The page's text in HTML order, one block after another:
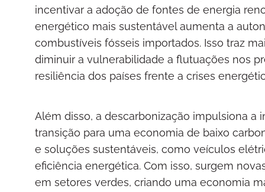
incentivar a adoção de fontes de energia
energético mais sustentável aumenta a
combustíveis fósseis importados. Isso traz
diminuir a vulnerabilidade a flutuações nos
resiliência dos países frente a crises
Além disso, a descarbonização impulsiona a
transição para uma economia de baixo
e soluções sustentáveis, como veículos
eficiência energética. Com isso, surgem
em setores verdes, criando uma economia